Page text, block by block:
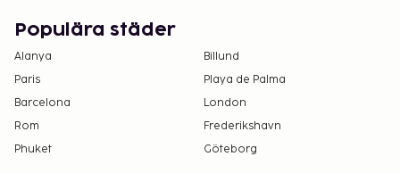
Populära städer
Alanya
Billund
Paris
Playa de Palma
Barcelona
London
Rom
Frederikshavn
Phuket
Göteborg